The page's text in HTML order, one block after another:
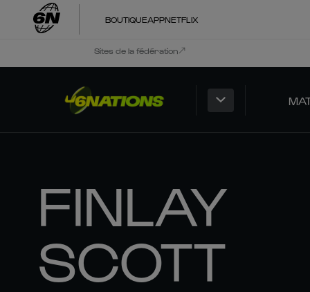
BOUTIQUEAPPNETFLIX
Sites de la fédération
FINLAY
SCOTT